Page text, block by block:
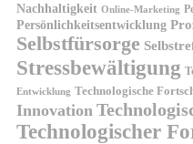
Nachhaltigkeit Online-Marketing
Persönlichkeitsentwicklung
Selbstfürsorge
Stressbewältigung
Entwicklung Technologische
Innovation
Technologischer